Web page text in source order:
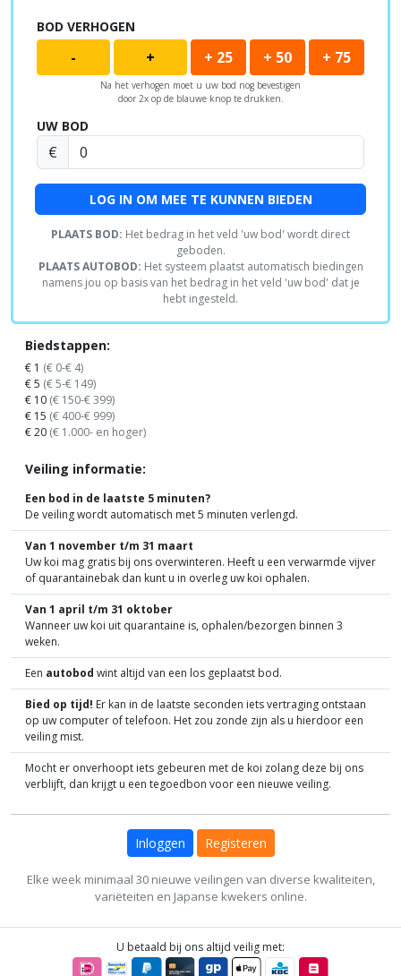
BOD VERHOGEN
- + + 25 + 50 + 75
Na het verhogen moet u uw bod nog bevestigen
door 2x op de blauwe knop te drukken.
UW BOD
€
LOG IN OM MEE TE KUNNEN BIEDEN
PLAATS BOD: Het bedrag in het veld 'uw bod' wordt direct
geboden.
PLAATS AUTOBOD: Het systeem plaatst automatisch biedingen
namens jou op basis van het bedrag in het veld 'uw bod' dat je
hebt ingesteld.
Biedstappen:
€ 1 (€ 0-€ 4)
€ 5 (€ 5-€ 149)
€ 10 (€ 150-€ 399)
€ 15 (€ 400-€ 999)
€ 20 (€ 1.000- en hoger)
Veiling informatie:
Een bod in de laatste 5 minuten?
De veiling wordt automatisch met 5 minuten verlengd.
Van 1 november t/m 31 maart
Uw koi mag gratis bij ons overwinteren. Heeft u een verwarmde vijver
of quarantainebak dan kunt u in overleg uw koi ophalen.
Van 1 april t/m 31 oktober
Wanneer uw koi uit quarantaine is, ophalen/bezorgen binnen 3
weken.
Een autobod wint altijd van een los geplaatst bod.
Bied op tijd! Er kan in de laatste seconden iets vertraging ontstaan
op uw computer of telefoon. Het zou zonde zijn als u hierdoor een
veiling mist.
Mocht er onverhoopt iets gebeuren met de koi zolang deze bij ons
verblijft, dan krijgt u een tegoedbon voor een nieuwe veiling.
Inloggen Registeren
Elke week minimaal 30 nieuwe veilingen van diverse kwaliteiten,
variëteiten en Japanse kwekers online.
U betaald bij ons altijd veilig met: